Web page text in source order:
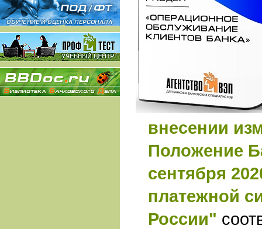
внесении
Положение
сентября
платежной
России"